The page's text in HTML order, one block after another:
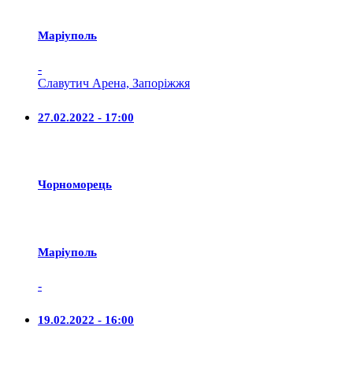
Маріуполь
-
Славутич Арена, Запоріжжя
27.02.2022 - 17:00
Чорноморець
Маріуполь
-
19.02.2022 - 16:00